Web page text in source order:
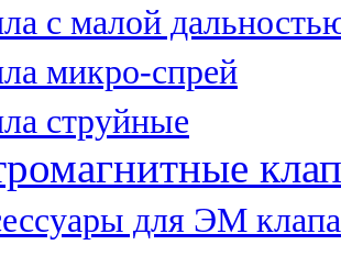
с малой
микро-спрей
струйные
для ЭМ